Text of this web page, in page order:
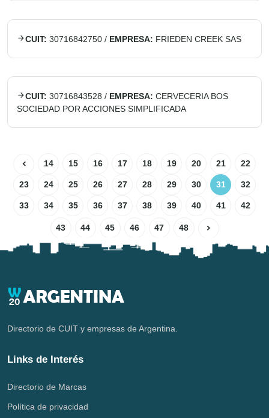
CUIT: 30716842750 / EMPRESA: FRIEDEN CREEK SAS
CUIT: 30716843528 / EMPRESA: CERVECERIA BOS
SOCIEDAD POR ACCIONES SIMPLIFICADA
14 15 16 17 18 19 20 21 22
23 24 25 26 27 28 29 30 31 32
33 34 35 36 37 38 39 40 41 42
43 44 45 46 47 48
Directorio de CUIT y empresas de Argentina.
Links de Interés
Directorio de Marcas
Política de privacidad